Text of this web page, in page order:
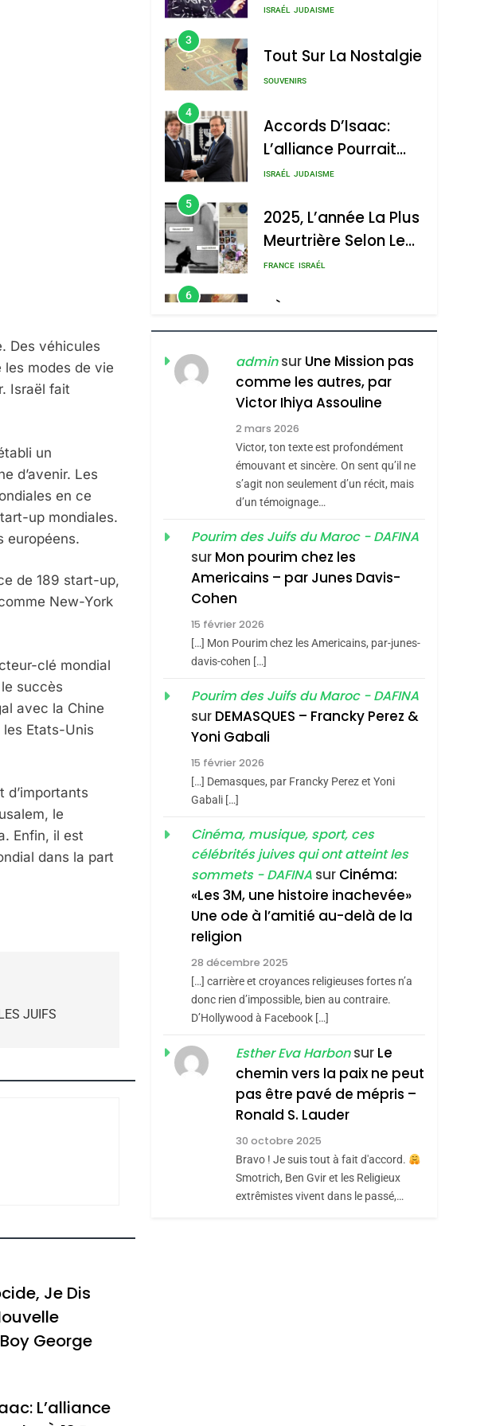
Des véhicules
les modes de vie
Israël fait
un
d’avenir. Les
en ce
up mondiales.
européens.
de 189 start-up,
New-York
clé mondial
succès
avec la Chine
les Etats-Unis
le
Enfin, il est
dans la part
JUIFS
Je Dis
George
L’alliance
Nouvelle Chanson De
ISRAÉL JUDAISME
3
Tout Sur La Nostalgie
SOUVENIRS
4
Accords D’Isaac:
L’alliance Pourrait
S’étendre À 13 Pays
ISRAÉL JUDAISME
5
2025, L’année La Plus
Meurtrière Selon Le
Rapport D’ADL
FRANCE ISRAÉL
6
FIÈRE, DIGNE ET
RÉSILIENTE :
POURQUOI JE
REVENDIQUE MA
JUDAÏTE Par Thérèse
Zrihen-Dvir
ISRAÉL JUDAISME
CE QUI NOUS
MANQUE – Jacques
Hadida
JUDAISME
Maroc : Les Amandes
De Tafraout, Le Miel
De Tadla Azilal
Consacrés Produits
Du Terroir
DAFINA MAROC
Oeil Ravageur –
2
Dis Guerre»: La
Nouvelle Chanson De
Boy George
ISRAÉL JUDAISME
Accords D’Isaac:
L’alliance Pourrait
S’étendre À 13 Pays
D’Amérique Latine
ISRAÉL JUDAISME
5
Meurtrière Selon Le
Rapport D’ADL
Contre
L’antisémitisme
FRANCE ISRAÉL
FIÈRE, DIGNE ET
RÉSILIENTE :
POURQUOI JE
REVENDIQUE MA
JUDAÏTE Par Thérèse
Zrihen-Dvir
ISRAÉL JUDAISME
CE QUI NOUS
MANQUE – Jacques
Hadida
JUDAISME
Maroc : Les Amandes
adminsur Une Mission pas
comme les autres, par
Victor Ihiya Assouline
2 mars 2026
Victor, ton texte est profondément
émouvant et sincère. On sent qu’il ne
s’agit non seulement d’un récit, mais
d’un témoignage…
Pourim des Juifs du Maroc - DAFINA
sur Mon pourim chez les
Americains – par Junes Davis-
Cohen
15 février 2026
[…] Mon Pourim chez les Americains, par-junes-
davis-cohen […]
Pourim des Juifs du Maroc - DAFINA
sur DEMASQUES – Francky Perez &
Yoni Gabali
15 février 2026
[…] Demasques, par Francky Perez et Yoni
Gabali […]
Cinéma, musique, sport, ces
célébrités juives qui ont atteint les
sommets - DAFINA sur Cinéma:
«Les 3M, une histoire inachevée»
Une ode à l’amitié au-delà de la
religion
28 décembre 2025
[…] carrière et croyances religieuses fortes n’a
donc rien d’impossible, bien au contraire.
D’Hollywood à Facebook […]
Esther Eva Harbonsur Le
chemin vers la paix ne peut
pas être pavé de mépris –
Ronald S. Lauder
30 octobre 2025
Bravo ! Je suis tout à fait d'accord.
Smotrich, Ben Gvir et les Religieux
extrêmistes vivent dans le passé,…
Contre L’antisémitisme
MA JUDAÏTE Par Thérèse Zrihen-